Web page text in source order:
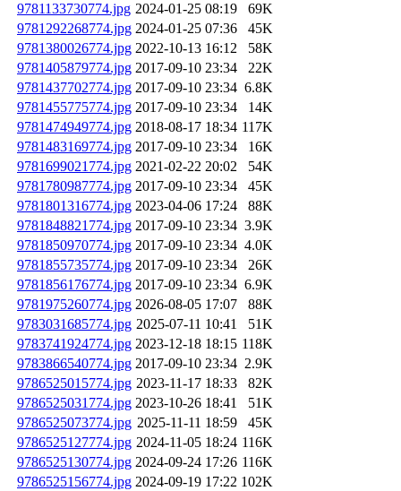
9781133730774.jpg 2024-01-25 08:19
69K
9781292268774.jpg 2024-01-25 07:36
45K
9781380026774.jpg 2022-10-13 16:12
58K
9781405879774.jpg 2017-09-10 23:34
22K
9781437702774.jpg 2017-09-10 23:34 6.8K
9781455775774.jpg 2017-09-10 23:34
14K
9781474949774.jpg 2018-08-17 18:34 117K
9781483169774.jpg 2017-09-10 23:34
16K
9781699021774.jpg 2021-02-22 20:02
54K
9781780987774.jpg 2017-09-10 23:34
45K
9781801316774.jpg 2023-04-06 17:24
88K
9781848821774.jpg 2017-09-10 23:34 3.9K
9781850970774.jpg 2017-09-10 23:34 4.0K
9781855735774.jpg 2017-09-10 23:34
26K
9781856176774.jpg 2017-09-10 23:34 6.9K
9781975260774.jpg 2026-08-05 17:07
88K
9783031685774.jpg 2025-07-11 10:41
51K
9783741924774.jpg 2023-12-18 18:15 118K
9783866540774.jpg 2017-09-10 23:34 2.9K
9786525015774.jpg 2023-11-17 18:33
82K
9786525031774.jpg 2023-10-26 18:41
51K
9786525073774.jpg 2025-11-11 18:59
45K
9786525127774.jpg 2024-11-05 18:24 116K
9786525130774.jpg 2024-09-24 17:26 116K
9786525156774.jpg 2024-09-19 17:22 102K